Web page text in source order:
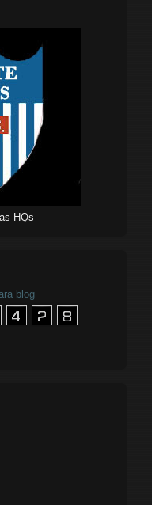
HQs
blog